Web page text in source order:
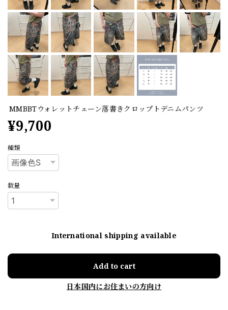
MMBBTウォレットチェーン落書きクロップトデニムパンツ
¥9,700
種類
数量
International shipping available
Add to cart
日本国内にお住まいの方向け